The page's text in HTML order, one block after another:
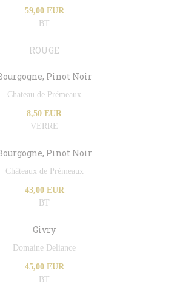
59,00 EUR
BT
ROUGE
Pinot Noir
Chateau de Prémeaux
8,50 EUR
VERRE
Pinot Noir
Châteaux de Prémeaux
43,00 EUR
BT
Givry
Domaine Deliance
45,00 EUR
BT